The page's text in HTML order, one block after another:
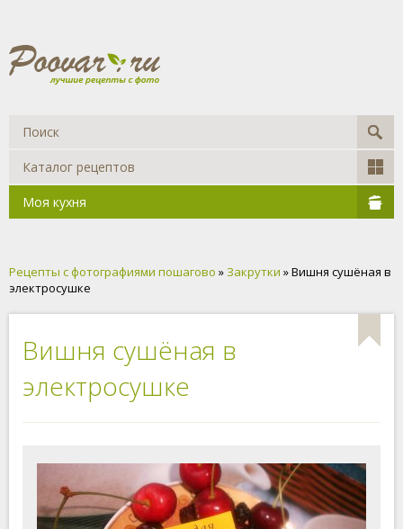
Каталог рецептов
Моя кухня
Рецепты с фотографиями пошагово » Закрутки » Вишня сушёная в
электросушке
Вишня сушёная в
электросушке